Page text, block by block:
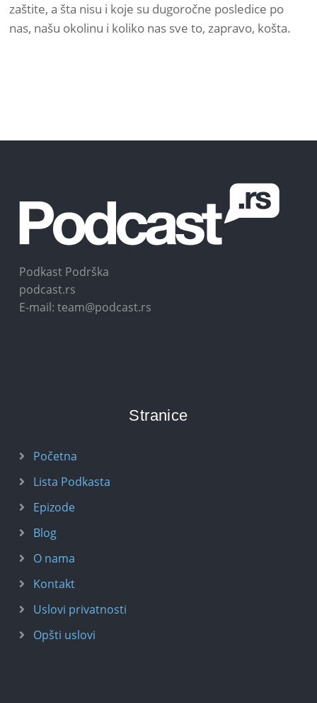
zaštite, a šta nisu i koje su dugoročne posledice po
nas, našu okolinu i koliko nas sve to, zapravo, košta.
Podkast Podrška
podcast.rs
E-mail: team@podcast.rs
Stranice
Početna
Lista Podkasta
Epizode
Blog
O nama
Kontakt
Uslovi privatnosti
Opšti uslovi